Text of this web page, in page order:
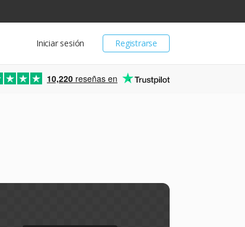
Registrarse
Iniciar sesión
10,220 reseñas en